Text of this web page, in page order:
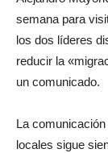
semana para
los dos líderes
reducir la
un comunicado.
La
locales sigue